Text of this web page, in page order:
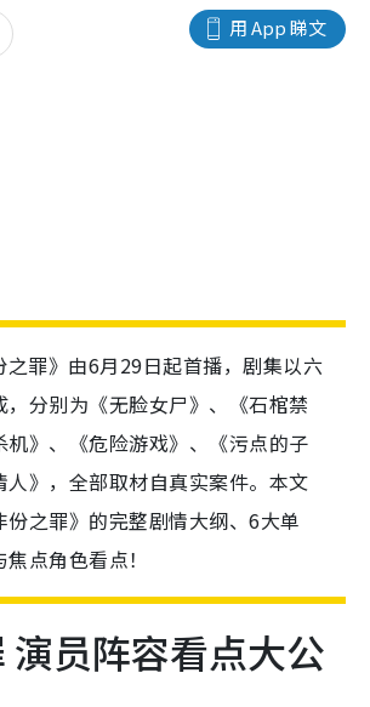
用 App 睇文
之罪》由6月29日起首播，剧集以六
，分别为《无脸女尸》、《石棺禁
机》、《危险游戏》、《污点的子
人》，全部取材自真实案件。本文
份之罪》的完整剧情大纲、6大单
点角色看点！
演员阵容看点大公